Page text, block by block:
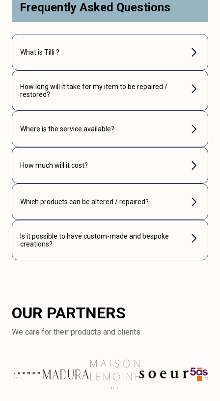
Frequently Asked Questions
What is Tilli ?
How long will it take for my item to be repaired /
restored?
Where is the service available?
How much will it cost?
Which products can be altered / repaired?
Is it possible to have custom-made and bespoke
creations?
OUR PARTNERS
We care for their products and clients.